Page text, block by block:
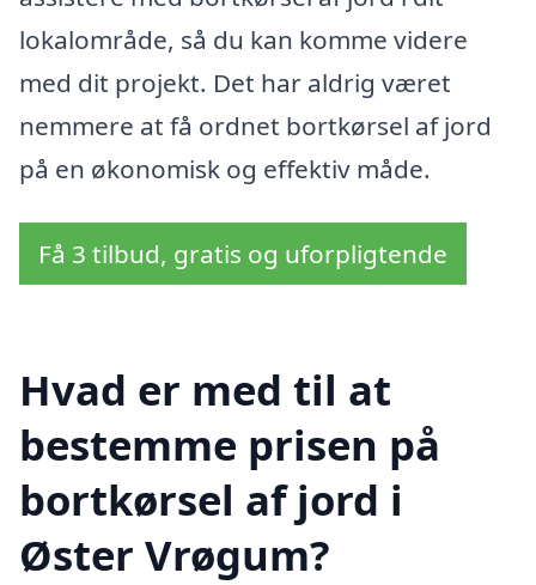
lokalområde, så du kan komme videre
med dit projekt. Det har aldrig været
nemmere at få ordnet bortkørsel af jord
på en økonomisk og effektiv måde.
Få 3 tilbud, gratis og uforpligtende
Hvad er med til at
bestemme prisen på
bortkørsel af jord i
Øster Vrøgum?